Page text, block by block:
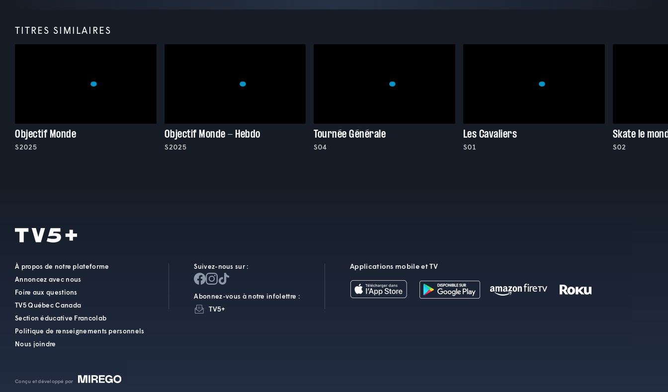
TITRES SIMILAIRES
Objectif Monde
S2025
Objectif Monde - Hebdo
S2025
Tournée Générale
S04
Les Cavaliers
S01
Skate le
S02
À propos de notre plateforme
Annoncez avec nous
Foire aux questions
TV5 Québec Canada
Section éducative Francolab
Politique de renseignements personnels
Nous joindre
Suivez-nous sur :
Abonnez-vous à notre infolettre :
TV5+
Applications mobile et TV
Conçu et développé par